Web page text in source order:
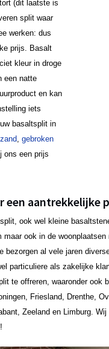
(dit laatste is
split waar
werken: dus
prijs. Basalt
kleur in droge
een natte
en kan
iets
basaltsplit in
, gebroken
ons een prijs
een aantrekkelijke
ook wel kleine
ook in de woonplaatsen
bezorgen al vele jaren
particuliere als zakelijke
te offreren, waaronder ook
Friesland, Drenthe,
Zeeland en Limburg.